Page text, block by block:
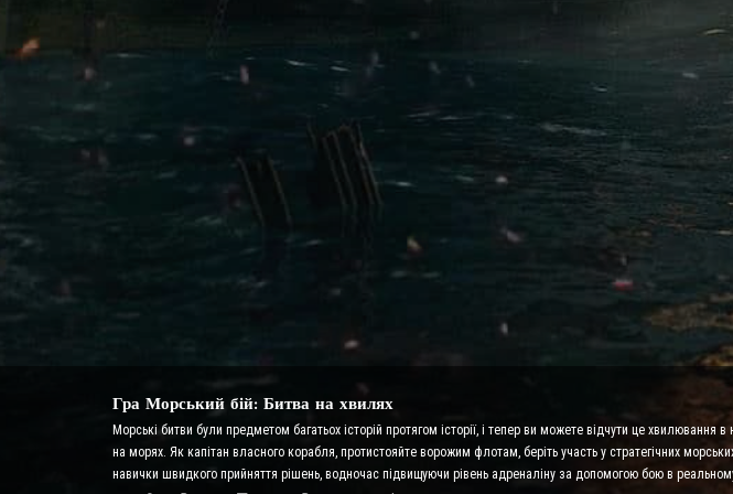
Гра Морський бій: Битва на хвилях
Морські битви були предметом багатьох історій протягом історії, і тепер ви можете відчути це
на морях. Як капітан власного корабля, протистояйте ворожим флотам, беріть участь у стратегічних
навички швидкого прийняття рішень, водночас підвищуючи рівень адреналіну за допомогою бою в